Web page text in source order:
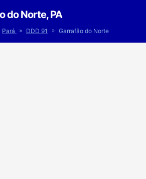
do Norte, PA
Pará » DDD 91 » Garrafão do Norte